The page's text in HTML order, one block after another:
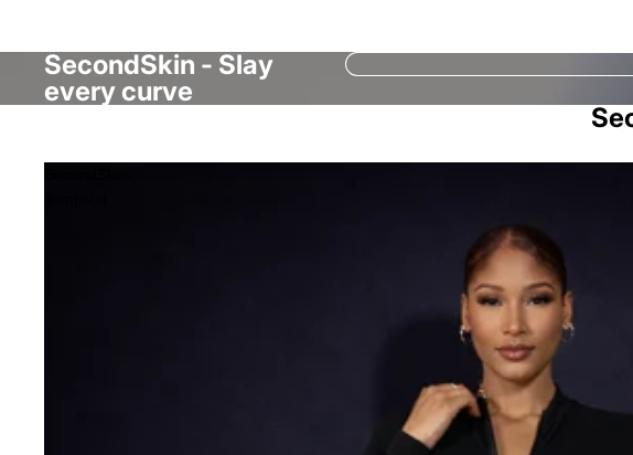
SecondSkin - Slay
every curve